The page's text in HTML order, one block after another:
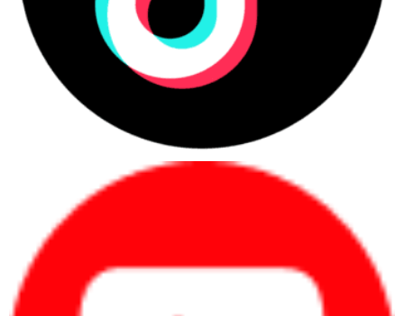
Tích hợp với hệ thống và phần mềm:
Máy
A4
thường có khả năng tích hợp dễ dàng vào môi
trường làm việc và có thể hoạt động với nhiều phần mềm
Giảm sự phụ thuộc vào tài liệu giấy:
chuyển đổi tài liệu giấy thành dạng điện tử, máy
giúp giảm sự phụ thuộc vào tài liệu in và lưu trữ
truyền thống
máy scan A4
cũng là một thiết bị hữu ích cho nhiều mục
đích sử dụng khác nhau, bao gồm:
Máy scan A4 có thể được sử dụng để
quét tài liệu văn bản, tài liệu ảnh, bản vẽ, bản thiết kế, v.v.
trong văn phòng.